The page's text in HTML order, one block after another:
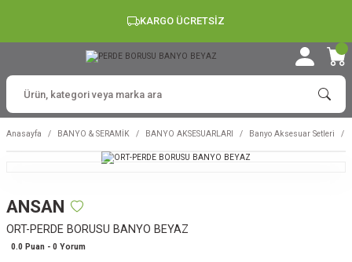
KARGO ÜCRETSİZ
Anasayfa BANYO & SERAMİK BANYO AKSESUARLARI Banyo Aksesuar Setleri
ANSAN
ORT-PERDE BORUSU BANYO BEYAZ
0.0 Puan - 0 Yorum